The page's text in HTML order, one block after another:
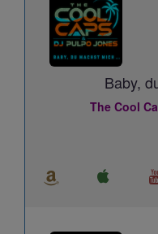
Baby,
The Cool